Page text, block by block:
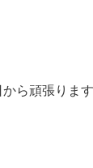
ら頑張ります